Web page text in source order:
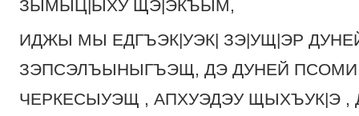
ЗЫМЫЦ|ЫХУ ЩЭ|ЭКЪЫМ,
ИДЖЫ МЫ ЕДГЪЭК|УЭК| ЗЭ|УЩ|ЭР
ЗЭПСЭЛЪЫНЫГЪЭЩ, ДЭ ДУНЕЙ
ЧЕРКЕСЫУЭЩ , АПХУЭДЭУ ЩЫХЪУК|Э ,